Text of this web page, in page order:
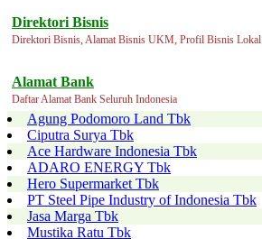
Direktori Bisnis
Direktori Bisnis, Alamat Bisnis UKM, Profil Bisnis Lokal.
Alamat Bank
Daftar Alamat Bank Seluruh Indonesia
Agung Podomoro Land Tbk
Ciputra Surya Tbk
Ace Hardware Indonesia Tbk
ADARO ENERGY Tbk
Hero Supermarket Tbk
PT Steel Pipe Industry of Indonesia Tbk
Jasa Marga Tbk
Mustika Ratu Tbk